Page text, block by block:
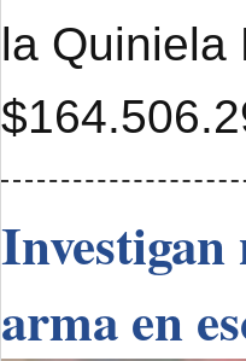
la Quiniela
Investigan
arma en